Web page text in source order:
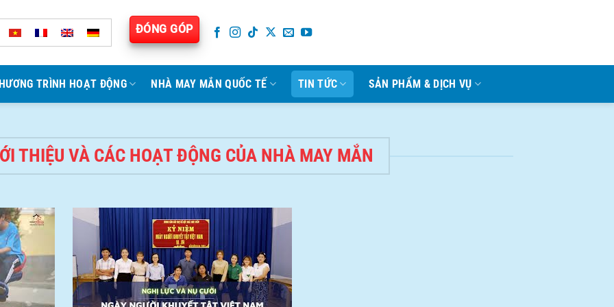
ĐÓNG GÓP
TRÌNH HOẠT ĐỘNG NHÀ MAY MẮN QUỐC TẾ TIN TỨC SẢN PHẨM & DỊCH VỤ
THIỆU VÀ CÁC HOẠT ĐỘNG CỦA NHÀ MAY MẮN